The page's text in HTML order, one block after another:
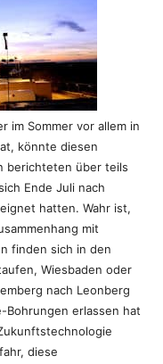
im Sommer vor allem in
könnte diesen
berichteten über teils
Ende Juli nach
hatten. Wahr ist,
mit
finden sich in den
Wiesbaden oder
nach Leonberg
erlassen hat
diese